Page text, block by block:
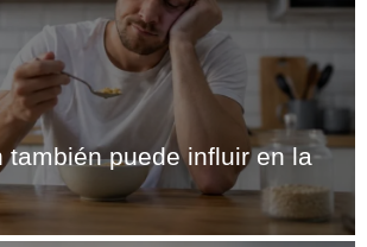
también puede influir en la